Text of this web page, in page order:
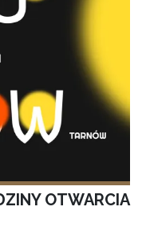
OTWARCIA